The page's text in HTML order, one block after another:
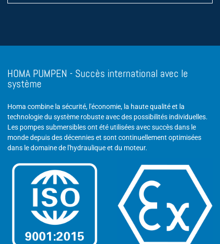
HOMA PUMPEN - Succès international avec le
système
Homa combine la sécurité, l'économie, la haute qualité et la
technologie du système robuste avec des possibilités individuelles.
Les pompes submersibles ont été utilisées avec succès dans le
monde depuis des décennies et sont continuellement optimisées
dans le domaine de l'hydraulique et du moteur.